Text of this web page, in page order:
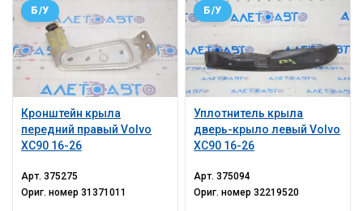
Кронштейн крыла
передний правый Volvo
XC90 16-26
Б/У
Арт.375275
Ориг. номер31371011
Уплотнитель крыла
дверь-крыло левый Volvo
XC90 16-26
Б/У
Арт.375094
Ориг. номер32219520